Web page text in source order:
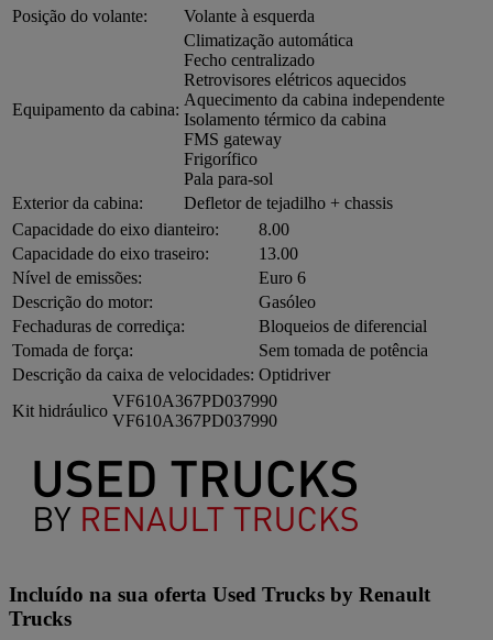
Posição do volante:
Volante à esquerda
Equipamento da cabina:
Climatização automática
Fecho centralizado
Retrovisores elétricos aquecidos
Aquecimento da cabina independente
Isolamento térmico da cabina
FMS gateway
Frigorífico
Pala para-sol
Exterior da cabina:
Defletor de tejadilho + chassis
Capacidade do eixo dianteiro:
8.00
Capacidade do eixo traseiro:
13.00
Nível de emissões:
Euro 6
Descrição do motor:
Gasóleo
Fechaduras de corrediça:
Bloqueios de diferencial
Tomada de força:
Sem tomada de potência
Descrição da caixa de velocidades: Optidriver
Kit hidráulico
VF610A367PD037990
VF610A367PD037990
Incluído na sua oferta Used Trucks by Renault
Trucks